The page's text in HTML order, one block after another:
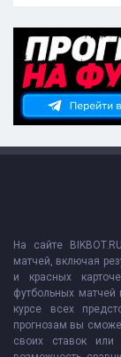
На сайте
матчей, включая
и красных
футбольных матчей
курсе всех
прогнозам вы
своих ставок